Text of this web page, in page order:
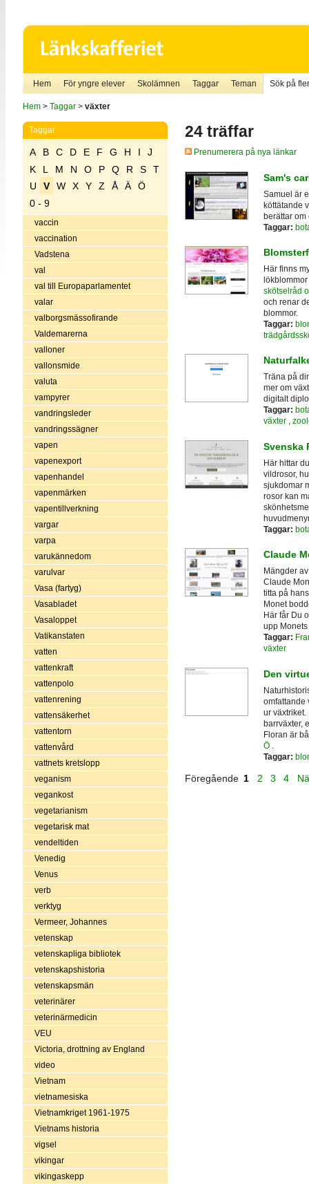
Hem För yngre elever Skolämnen Taggar Teman Sök på
Hem> Taggar> växter
Taggar
A B C D E F G H I
J
K
L M N O P Q R S
T
U
V W X Y Z Å Ä
Ö
0 - 9
vaccin
vaccination
Vadstena
val
val till Europaparlamentet
valar
valborgsmässofirande
Valdemarerna
valloner
vallonsmide
valuta
vampyrer
vandringsleder
vandringssägner
vapen
vapenexport
vapenhandel
vapenmärken
vapentillverkning
vargar
varpa
varukännedom
varulvar
Vasa (fartyg)
Vasabladet
Vasaloppet
Vatikanstaten
vatten
vattenkraft
vattenpolo
vattenrening
vattensäkerhet
vattentorn
vattenvård
vattnets kretslopp
veganism
vegankost
vegetarianism
vegetarisk mat
vendeltiden
Venedig
Venus
verb
verktyg
Vermeer, Johannes
vetenskap
vetenskapliga bibliotek
vetenskapshistoria
vetenskapsmän
veterinärer
veterinärmedicin
VEU
Victoria, drottning av England
video
Vietnam
vietnamesiska
Vietnamkriget 1961-1975
Vietnams historia
vigsel
vikingar
vikingaskepp
24 träffar
Prenumerera på nya länkar
Sam's
Samuel är
köttätande
berättar om
Taggar:
Här finns
skötselråd
och renar
blommor.
Taggar:
Träna på
mer om
digitalt
Taggar:
växter ,
Svenska
Här hittar
vildrosor,
sjukdomar
rosor kan
Taggar:
Claude
Mängder
Claude
titta på
Monet
Här får Du
upp
Taggar:
växter
Den
omfattande
ur växtriket.
barrväxter,
Floran är
Ö.
Taggar:
Föregående 1 2 3 4